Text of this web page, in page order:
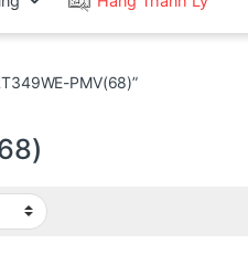
PMV(68)”